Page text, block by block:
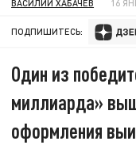
ВАСИЛИЙ ХАБАЧЕВ 16
ПОДПИШИТЕСЬ:
Один из
миллиарда»
оформления